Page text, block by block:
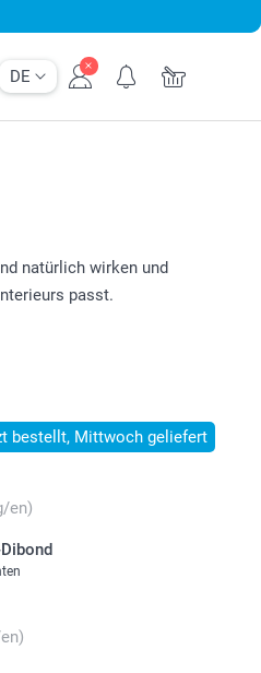
DE
natürlich wirken und
passt.
bestellt, Mittwoch geliefert
en)